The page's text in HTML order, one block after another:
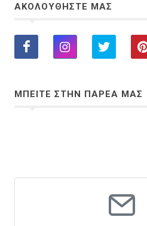
ΑΚΟΛΟΥΘΗΣΤΕ ΜΑΣ
ΜΠΕΙΤΕ ΣΤΗΝ ΠΑΡΕΑ ΜΑΣ